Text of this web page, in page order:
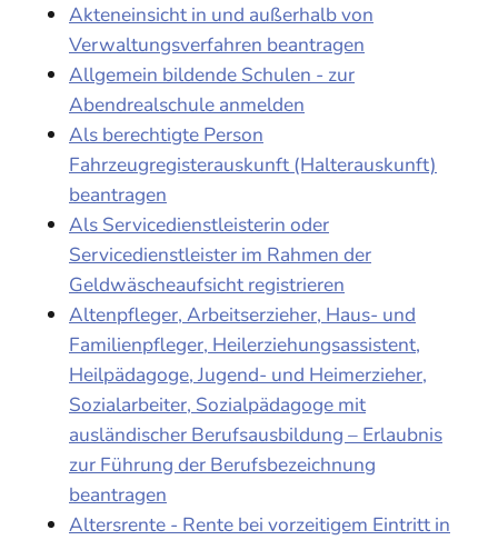
Akteneinsicht in und außerhalb von
Verwaltungsverfahren beantragen
Allgemein bildende Schulen - zur
Abendrealschule anmelden
Als berechtigte Person
Fahrzeugregisterauskunft (Halterauskunft)
beantragen
Als Servicedienstleisterin oder
Servicedienstleister im Rahmen der
Geldwäscheaufsicht registrieren
Altenpfleger, Arbeitserzieher, Haus- und
Familienpfleger, Heilerziehungsassistent,
Heilpädagoge, Jugend- und Heimerzieher,
Sozialarbeiter, Sozialpädagoge mit
ausländischer Berufsausbildung – Erlaubnis
zur Führung der Berufsbezeichnung
beantragen
Altersrente - Rente bei vorzeitigem Eintritt in